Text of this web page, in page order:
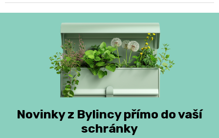
Novinky z Bylincy přímo do vaší
schránky